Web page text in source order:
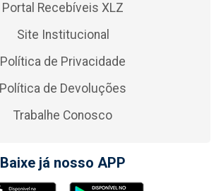
Portal Recebíveis XLZ
Site Institucional
Política de Privacidade
Política de Devoluções
Trabalhe Conosco
Baixe já nosso APP